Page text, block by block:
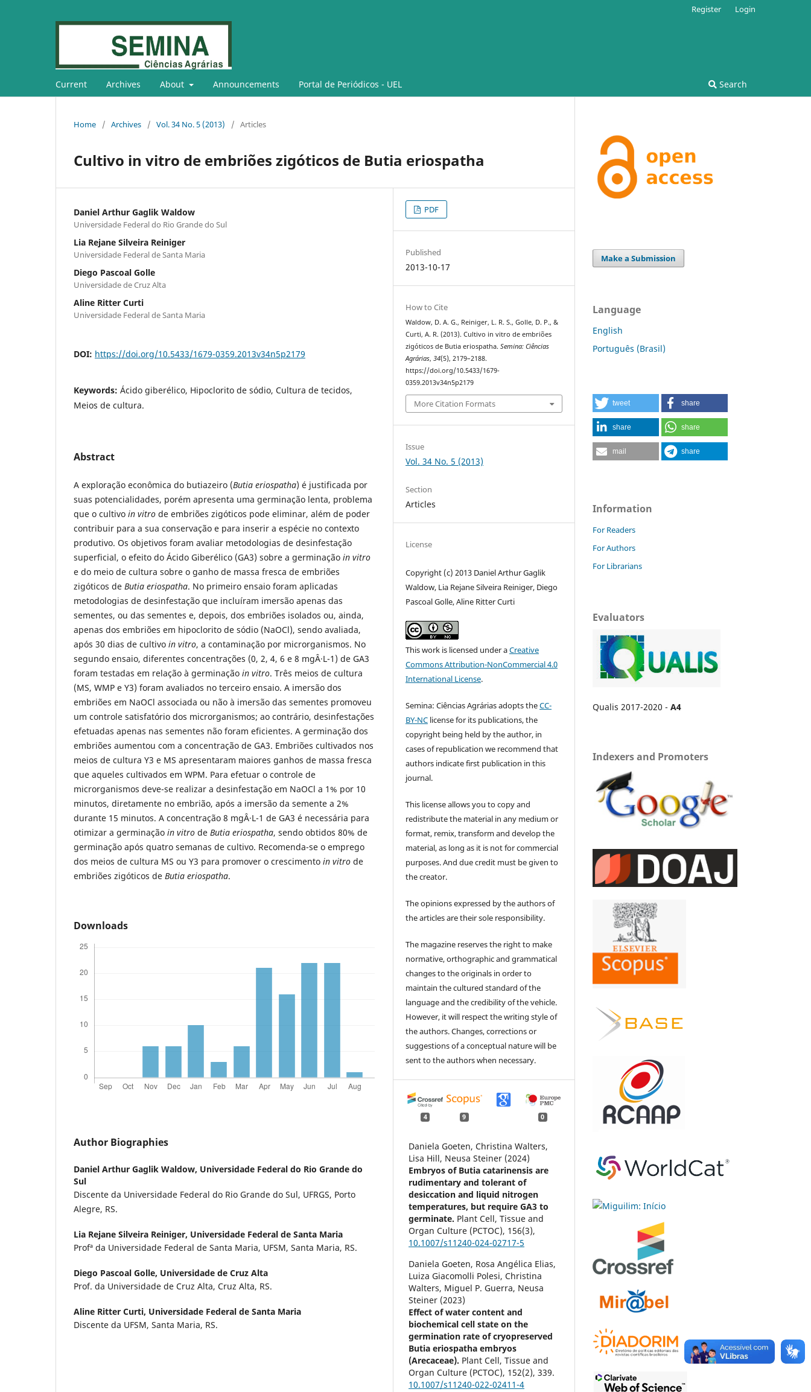
Current Archives About Announcements Portal de Periódicos - UEL Search
Register Login
Home / Archives / Vol. 34 No. 5 (2013) / Articles
Cultivo in vitro de embriões zigóticos de Butia eriospatha
Daniel Arthur Gaglik Waldow
Universidade Federal do Rio Grande do Sul
Lia Rejane Silveira Reiniger
Universidade Federal de Santa Maria
Diego Pascoal Golle
Universidade de Cruz Alta
Aline Ritter Curti
Universidade Federal de Santa Maria
DOI: https://doi.org/10.5433/1679-0359.2013v34n5p2179
Keywords: Ácido giberélico, Hipoclorito de sódio, Cultura de tecidos,
Meios de cultura.
Abstract
A exploração econômica do butiazeiro (Butia eriospatha) é justificada por
suas potencialidades, porém apresenta uma germinação lenta, problema
que o cultivo in vitro de embriões zigóticos pode eliminar, além de poder
contribuir para a sua conservação e para inserir a espécie no contexto
produtivo. Os objetivos foram avaliar metodologias de desinfestação
superficial, o efeito do Ácido Giberélico (GA3) sobre a germinação in vitro
e do meio de cultura sobre o ganho de massa fresca de embriões
zigóticos de Butia eriospatha. No primeiro ensaio foram aplicadas
metodologias de desinfestação que incluíram imersão apenas das
sementes, ou das sementes e, depois, dos embriões isolados ou, ainda,
apenas dos embriões em hipoclorito de sódio (NaOCl), sendo avaliada,
após 30 dias de cultivo in vitro, a contaminação por microrganismos. No
segundo ensaio, diferentes concentrações (0, 2, 4, 6 e 8 mgÂ·L-1) de GA3
foram testadas em relação à germinação in vitro. Três meios de cultura
(MS, WMP e Y3) foram avaliados no terceiro ensaio. A imersão dos
embriões em NaOCl associada ou não à imersão das sementes promoveu
um controle satisfatório dos microrganismos; ao contrário, desinfestações
efetuadas apenas nas sementes não foram eficientes. A germinação dos
embriões aumentou com a concentração de GA3. Embriões cultivados nos
meios de cultura Y3 e MS apresentaram maiores ganhos de massa fresca
que aqueles cultivados em WPM. Para efetuar o controle de
microrganismos deve-se realizar a desinfestação em NaOCl a 1% por 10
minutos, diretamente no embrião, após a imersão da semente a 2%
durante 15 minutos. A concentração 8 mgÂ·L-1 de GA3 é necessária para
otimizar a germinação in vitro de Butia eriospatha, sendo obtidos 80% de
germinação após quatro semanas de cultivo. Recomenda-se o emprego
dos meios de cultura MS ou Y3 para promover o crescimento in vitro de
embriões zigóticos de Butia eriospatha.
Downloads
Author Biographies
Daniel Arthur Gaglik Waldow, Universidade Federal do Rio Grande do
Sul
Discente da Universidade Federal do Rio Grande do Sul, UFRGS, Porto
Alegre, RS.
Lia Rejane Silveira Reiniger, Universidade Federal de Santa Maria
Profª da Universidade Federal de Santa Maria, UFSM, Santa Maria, RS.
Diego Pascoal Golle, Universidade de Cruz Alta
Prof. da Universidade de Cruz Alta, Cruz Alta, RS.
Aline Ritter Curti, Universidade Federal de Santa Maria
Discente da UFSM, Santa Maria, RS.
PDF
Published
2013-10-17
How to Cite
Waldow, D. A. G., Reiniger, L. R. S., Golle, D. P., &
Curti, A. R. (2013). Cultivo in vitro de embriões
zigóticos de Butia eriospatha.Semina: Ciências
Agrárias,34(5), 2179–2188.
https://doi.org/10.5433/1679-
0359.2013v34n5p2179
More Citation Formats
Issue
Vol. 34 No. 5 (2013)
Section
Articles
License
Copyright (c) 2013 Daniel Arthur Gaglik
Waldow, Lia Rejane Silveira Reiniger, Diego
Pascoal Golle, Aline Ritter Curti
This work is licensed under aCreative
Commons Attribution-NonCommercial 4.0
International License.
Semina: Ciências Agrárias adopts theCC-
BY-NC license for its publications, the
copyright being held by the author, in
cases of republication we recommend that
authors indicate first publication in this
journal.
This license allows you to copy and
redistribute the material in any medium or
format, remix, transform and develop the
material, as long as it is not for commercial
purposes. And due credit must be given to
the creator.
The opinions expressed by the authors of
the articles are their sole responsibility.
The magazine reserves the right to make
normative, orthographic and grammatical
changes to the originals in order to
maintain the cultured standard of the
language and the credibility of the vehicle.
However, it will respect the writing style of
the authors. Changes, corrections or
suggestions of a conceptual nature will be
sent to the authors when necessary.
4 9 0
Daniela Goeten, Christina Walters,
Lisa Hill, Neusa Steiner (2024)
Embryos of Butia catarinensis are
rudimentary and tolerant of
desiccation and liquid nitrogen
temperatures, but require GA3 to
germinate. Plant Cell, Tissue and
Organ Culture (PCTOC), 156(3),
10.1007/s11240-024-02717-5
Daniela Goeten, Rosa Angélica Elias,
Luiza Giacomolli Polesi, Christina
Walters, Miguel P. Guerra, Neusa
Steiner (2023)
Effect of water content and
biochemical cell state on the
germination rate of cryopreserved
Butia eriospatha embryos
(Arecaceae). Plant Cell, Tissue and
Organ Culture (PCTOC), 152(2),339.
10.1007/s11240-022-02411-4
Make a Submission
Language
English
Português (Brasil)
tweet share
share share
mail share
Information
For Readers
For Authors
For Librarians
Evaluators
Qualis 2017-2020 - A4
Indexers and Promoters